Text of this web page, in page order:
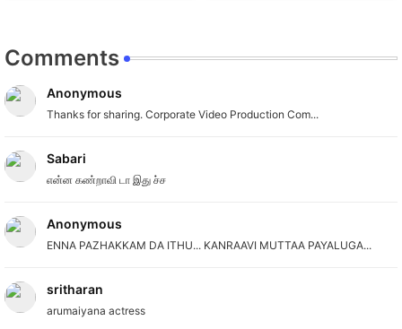
Comments
Anonymous
Thanks for sharing. Corporate Video Production Com...
Sabari
என்ன கண்றாவி டா இது ச்ச
Anonymous
ENNA PAZHAKKAM DA ITHU... KANRAAVI MUTTAA PAYALUGA...
sritharan
arumaiyana actress